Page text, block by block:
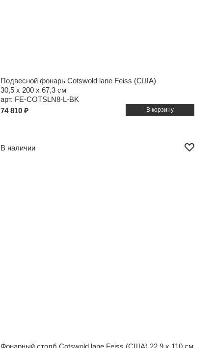
Подвесной фонарь Cotswold lane Feiss (США)
30,5 x 200 x 67,3 см
арт. FE-COTSLN8-L-BK
74 810 ₽
В наличии
Фонарный столб Cotswold lane Feiss (США) 22,9 x 110 см